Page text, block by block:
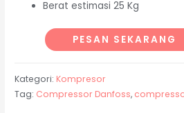
Berat estimasi 25 Kg
PESAN SEKARANG
Kategori: Kompresor
Tag: Compressor Danfoss,